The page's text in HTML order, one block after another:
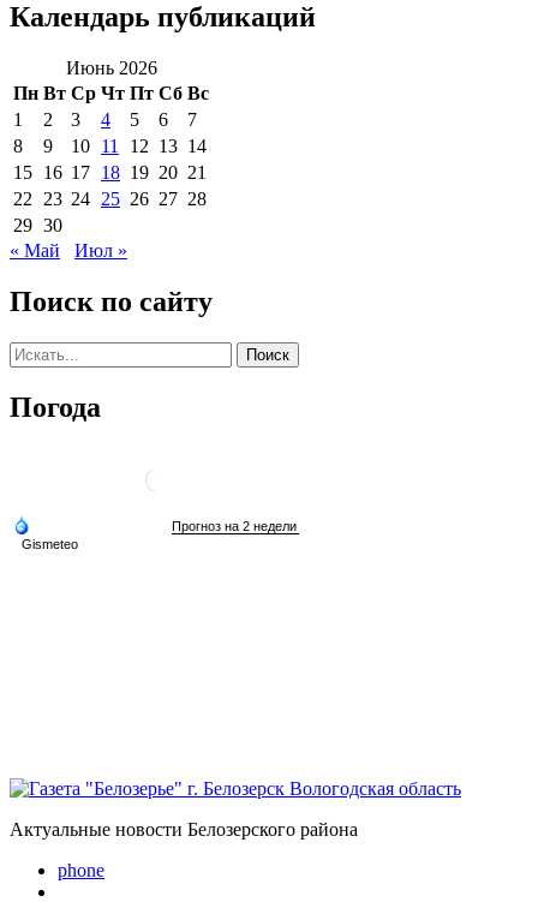
Календарь публикаций
Июнь 2026
Пн Вт Ср Чт Пт Сб Вс
1
2 3 4 5 6
7
8
9 10 11 12 13 14
15 16 17 18 19 20 21
22
23 24 25 26 27 28
29 30
« Май
Июл »
Поиск по сайту
Погода
Актуальные новости Белозерского района
phone